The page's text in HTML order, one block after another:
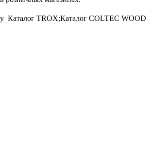
Каталог TROX;Каталог COLTEC WOOD